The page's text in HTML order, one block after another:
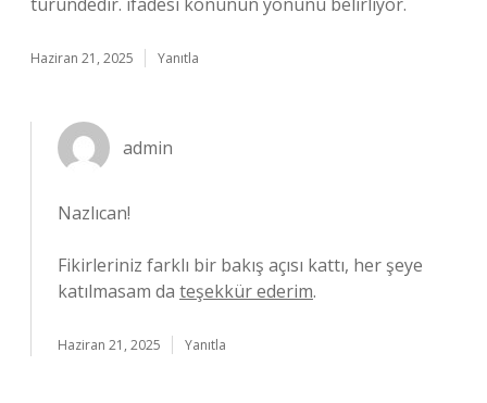
Haziran 21, 2025 Yanıtla
admin
Nazlıcan!
Fikirleriniz farklı bir bakış açısı kattı, her şeye
katılmasam da teşekkür ederim.
Haziran 21, 2025 Yanıtla